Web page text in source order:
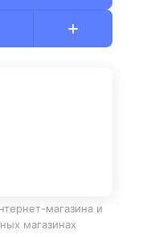
магазина и
магазинах